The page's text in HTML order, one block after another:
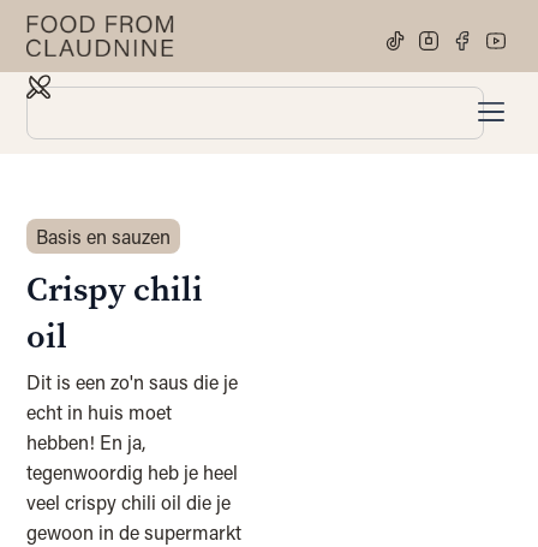
Basis en sauzen
Crispy chili
oil
Dit is een zo'n saus die je
echt in huis moet
hebben! En ja,
tegenwoordig heb je heel
veel crispy chili oil die je
gewoon in de supermarkt